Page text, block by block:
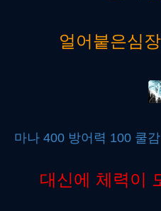
얼어붙은심
마나 400 방어력 100 쿨
대신에 체력이